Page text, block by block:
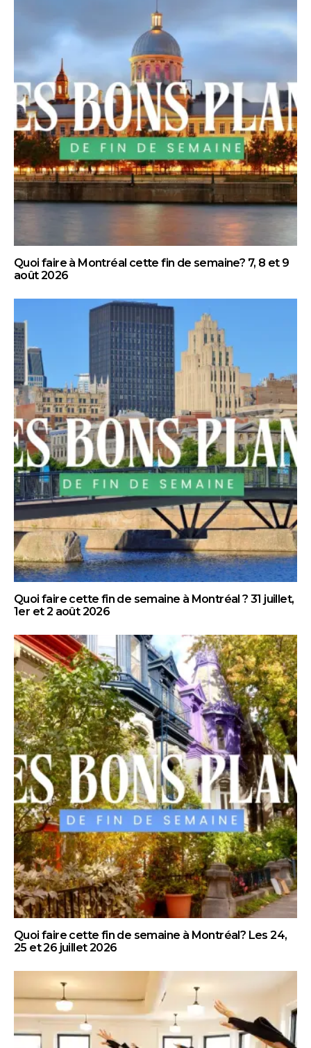
Quoi faire à Montréal cette fin de semaine? 7, 8 et 9
août 2026
Quoi faire cette fin de semaine à Montréal ? 31 juillet,
1er et 2 août 2026
Quoi faire cette fin de semaine à Montréal? Les 24,
25 et 26 juillet 2026